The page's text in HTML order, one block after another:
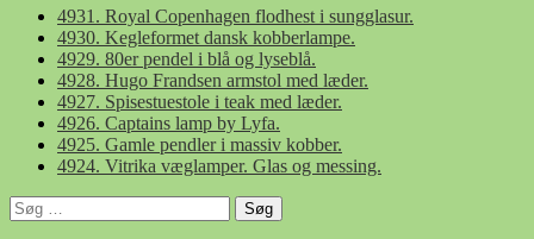
4931. Royal Copenhagen flodhest i sungglasur.
4930. Kegleformet dansk kobberlampe.
4929. 80er pendel i blå og lyseblå.
4928. Hugo Frandsen armstol med læder.
4927. Spisestuestole i teak med læder.
4926. Captains lamp by Lyfa.
4925. Gamle pendler i massiv kobber.
4924. Vitrika væglamper. Glas og messing.
Søg
efter: